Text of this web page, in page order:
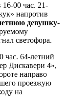
16-00 час. 21-
напротив
девушку-
светофора.
час. 64-летний
Дискавери 4»,
направо
проезжую
на